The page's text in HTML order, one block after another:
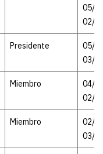
05/
02/
Presidente
05/
03/
Miembro
04/
02/
Miembro
02/
03/